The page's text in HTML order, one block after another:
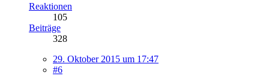
Reaktionen
105
Beiträge
328
29. Oktober 2015 um 17:47
#6